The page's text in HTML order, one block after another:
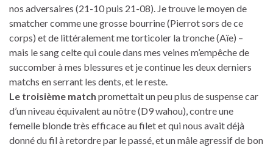
nos adversaires (21-10 puis 21-08). Je trouve le moyen de
smatcher comme une grosse bourrine (Pierrot sors de ce
corps) et de littéralement me torticoler la tronche (Aïe) –
mais le sang celte qui coule dans mes veines m’empêche de
succomber à mes blessures et je continue les deux derniers
matchs en serrant les dents, et le reste.
Le troisième match promettait un peu plus de suspense car
d’un niveau équivalent au nôtre (D9 wahou), contre une
femelle blonde très efficace au filet et qui nous avait déjà
donné du fil à retordre par le passé, et un mâle agressif de bon